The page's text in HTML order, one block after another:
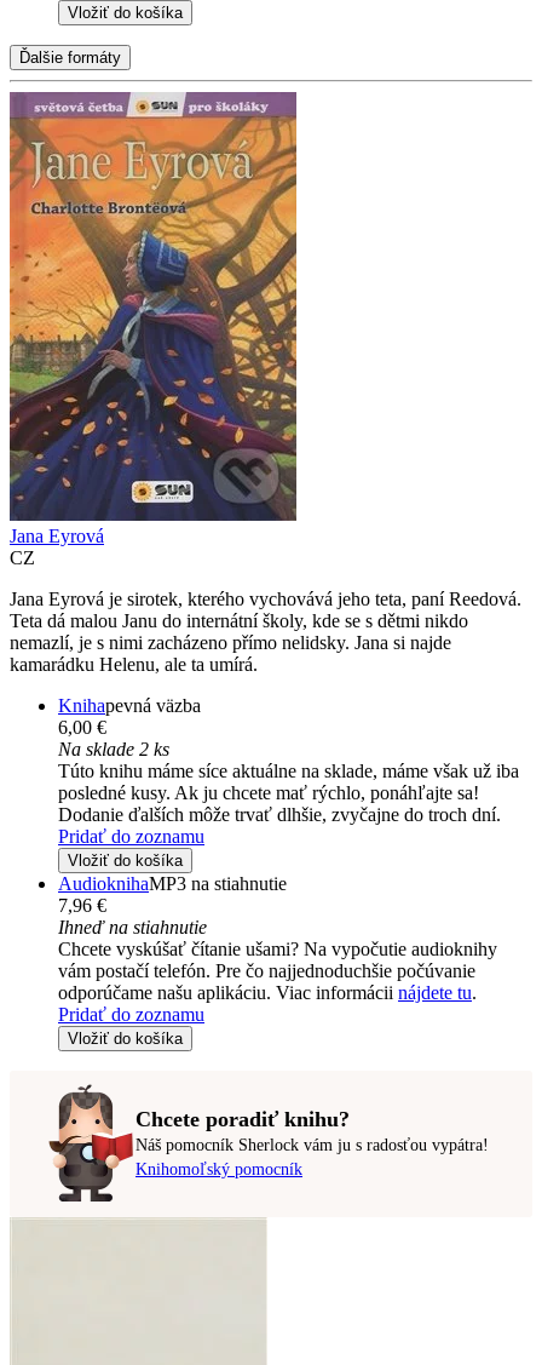
Vložiť do košíka
Ďalšie formáty
Jana Eyrová
CZ
Jana Eyrová je sirotek, kterého vychovává jeho teta, paní Reedová.
Teta dá malou Janu do internátní školy, kde se s dětmi nikdo
nemazlí, je s nimi zacházeno přímo nelidsky. Jana si najde
kamarádku Helenu, ale ta umírá.
Knihapevná väzba
6,00 €
Na sklade 2 ks
Túto knihu máme síce aktuálne na sklade, máme však už iba
posledné kusy. Ak ju chcete mať rýchlo, ponáhľajte sa!
Dodanie ďalších môže trvať dlhšie, zvyčajne do troch dní.
Pridať do zoznamu
Vložiť do košíka
AudioknihaMP3 na stiahnutie
7,96 €
Ihneď na stiahnutie
Chcete vyskúšať čítanie ušami? Na vypočutie audioknihy
vám postačí telefón. Pre čo najjednoduchšie počúvanie
odporúčame našu aplikáciu. Viac informácii nájdete tu.
Pridať do zoznamu
Vložiť do košíka
Chcete poradiť knihu?
Náš pomocník Sherlock vám ju s radosťou vypátra!
Knihomoľský pomocník